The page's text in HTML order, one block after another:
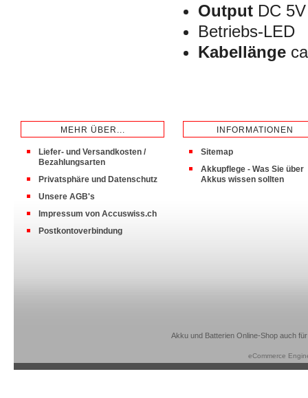
Output DC
Betriebs-LED
Kabellänge
MEHR ÜBER...
Liefer- und Versandkosten /
Bezahlungsarten
Privatsphäre und Datenschutz
Unsere AGB's
Impressum von Accuswiss.ch
Postkontoverbindung
INFORMATIONEN
Sitemap
Akkupflege - Was Sie über
Akkus wissen sollten
Akku und Batterien Online-Shop auch
eCommerce